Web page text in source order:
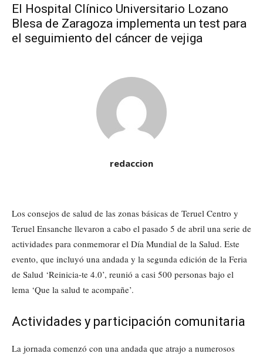
El Hospital Clínico Universitario Lozano
Blesa de Zaragoza implementa un test para
el seguimiento del cáncer de vejiga
redaccion
Los consejos de salud de las zonas básicas de Teruel Centro y
Teruel Ensanche llevaron a cabo el pasado 5 de abril una serie de
actividades para conmemorar el Día Mundial de la Salud. Este
evento, que incluyó una andada y la segunda edición de la Feria
de Salud ‘Reinicia-te 4.0’, reunió a casi 500 personas bajo el
lema ‘Que la salud te acompañe’.
Actividades y participación comunitaria
La jornada comenzó con una andada que atrajo a numerosos